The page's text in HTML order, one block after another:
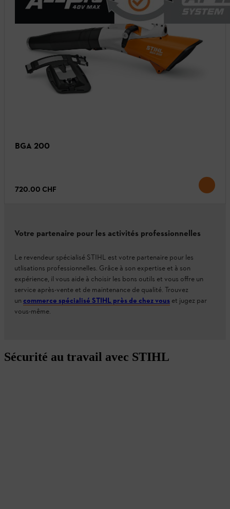
BGA 200
720.00 CHF
Votre partenaire pour les activités professionnelles
Le revendeur spécialisé STIHL est votre partenaire pour les
utlisations professionnelles. Grâce à son expertise et à son
expérience, il vous aide à choisir les bons outils et vous offre un
service après-vente et de maintenance de qualité. Trouvez
un commerce spécialisé STIHL près de chez vous et jugez par
vous-même.
Sécurité au travail avec STIHL